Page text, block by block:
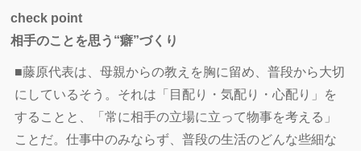
check point
相手のことを思う“癖”づくり
■藤原代表は、母親からの教えを胸に留め、普段から大切
にしているそう。それは「目配り・気配り・心配り」を
することと、「常に相手の立場に立って物事を考える」
ことだ。仕事中のみならず、普段の生活のどんな些細な